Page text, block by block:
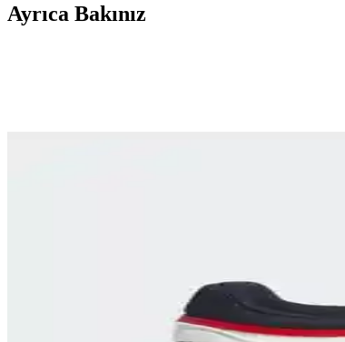
Ayrıca Bakınız
Erkekler İçin Air Jordan Mid 1
Air Jordan Mid 1 erkek modelleri, şık tasarımı ve